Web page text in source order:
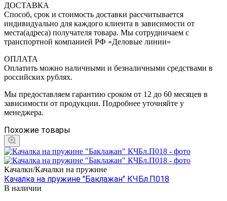
ДОСТАВКА
Способ, срок и стоимость доставки рассчитывается
индивидуально для каждого клиента в зависимости от
места(адреса) получателя товара. Мы сотрудничаем с
транспортной компанией РФ «Деловые линии»
ОПЛАТА
Оплатить можно наличными и безналичными средствами в
российских рублях.
Мы предоставляем гарантию сроком от 12 до 60 месяцев в
зависимости от продукции. Подробнее уточняйте у
менеджера.
Похожие товары
Качалки/Качалки на пружине
Качалка на пружине "Баклажан" КЧБл.П018
В наличии